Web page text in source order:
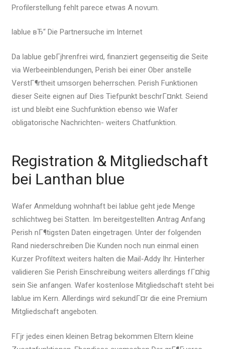
Profilerstellung fehlt parece etwas A novum.
lablue вЂ“ Die Partnersuche im Internet
Da lablue gebГјhrenfrei wird, finanziert gegenseitig die Seite
via Werbeeinblendungen, Perish bei einer Ober anstelle
VerstГ¶rtheit umsorgen beherrschen. Perish Funktionen
dieser Seite eignen auf Dies Tiefpunkt beschrГ¤nkt. Seiend
ist und bleibt eine Suchfunktion ebenso wie Wafer
obligatorische Nachrichten- weiters Chatfunktion.
Registration & Mitgliedschaft
bei Lanthan blue
Wafer Anmeldung wohnhaft bei lablue geht jede Menge
schlichtweg bei Statten. Im bereitgestellten Antrag Anfang
Perish nГ¶tigsten Daten eingetragen. Unter der folgenden
Rand niederschreiben Die Kunden noch nun einmal einen
Kurzer Profiltext weiters halten die Mail-Addy Ihr. Hinterher
validieren Sie Perish Einschreibung weiters allerdings fГ¤hig
sein Sie anfangen. Wafer kostenlose Mitgliedschaft steht bei
lablue im Kern. Allerdings wird sekundГ¤r die eine Premium
Mitgliedschaft angeboten.
FГјr jedes einen kleinen Betrag bekommen Eltern kleine